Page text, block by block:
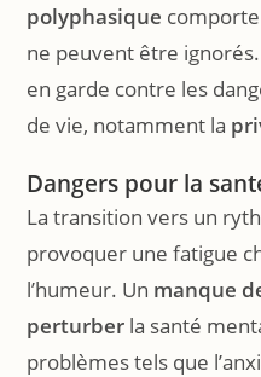
polyphasique
ne peuvent être
en garde contre les
de vie, notamment la
Dangers pour la
La transition vers un
provoquer une fatigue
l’humeur. Un manque
perturber la santé
problèmes tels que